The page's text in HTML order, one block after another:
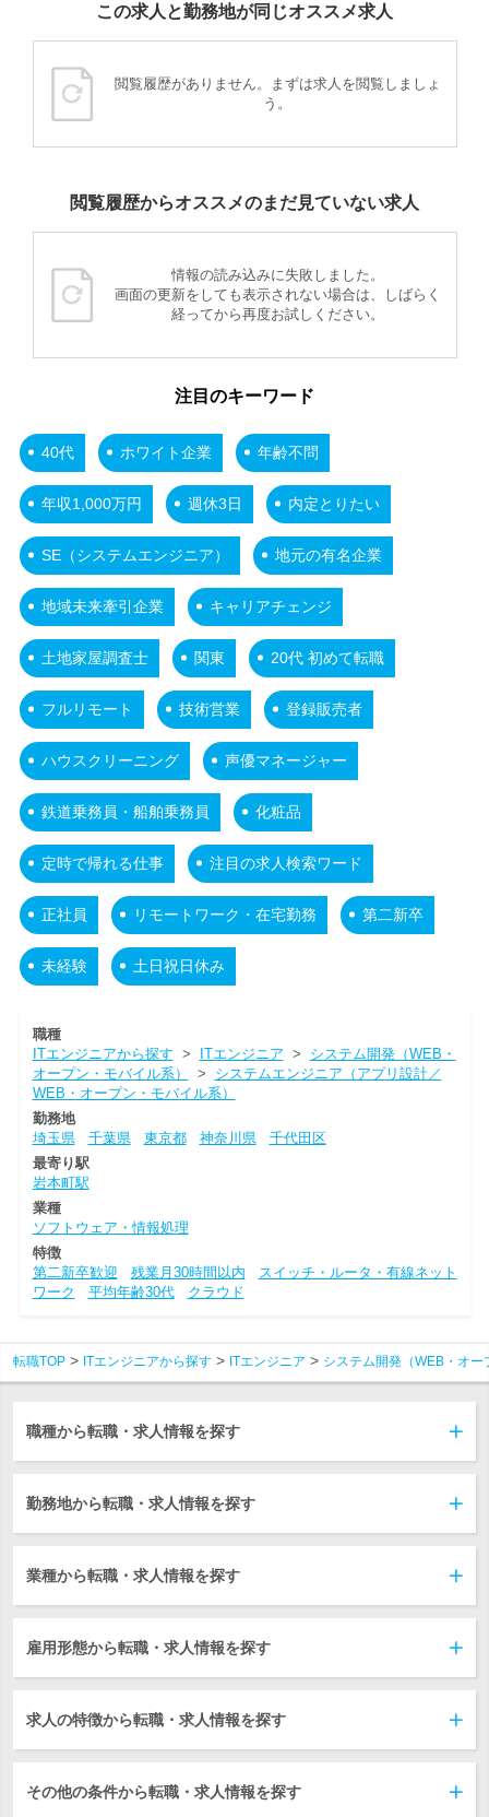
この求人と勤務地が同じオススメ求人
閲覧履歴がありません。まずは求人を閲覧しましょ
う。
閲覧履歴からオススメのまだ見ていない求人
情報の読み込みに失敗しました。
画面の更新をしても表示されない場合は、しばらく
経ってから再度お試しください。
注目のキーワード
40代 ホワイト企業 年齢不問
年収1,000万円 週休3日 内定とりたい
SE（システムエンジニア） 地元の有名企業
地域未来牽引企業 キャリアチェンジ
土地家屋調査士 関東 20代 初めて転職
フルリモート 技術営業 登録販売者
ハウスクリーニング 声優マネージャー
鉄道乗務員・船舶乗務員 化粧品
定時で帰れる仕事 注目の求人検索ワード
正社員 リモートワーク・在宅勤務 第二新卒
未経験 土日祝日休み
職種
ITエンジニアから探す > ITエンジニア > システム開発（WEB・
オープン・モバイル系）
> システムエンジニア（アプリ設計／
WEB・オープン・モバイル系）
勤務地
埼玉県
千葉県 東京都 神奈川県
千代田区
最寄り駅
岩本町駅
業種
ソフトウェア・情報処理
特徴
第二新卒歓迎
残業月30時間以内
スイッチ・ルータ・有線ネット
ワーク
平均年齢30代 クラウド
転職TOP ITエンジニアから探す ITエンジニア システム開発（WEB・オ
職種から転職・求人情報を探す
勤務地から転職・求人情報を探す
業種から転職・求人情報を探す
雇用形態から転職・求人情報を探す
求人の特徴から転職・求人情報を探す
その他の条件から転職・求人情報を探す